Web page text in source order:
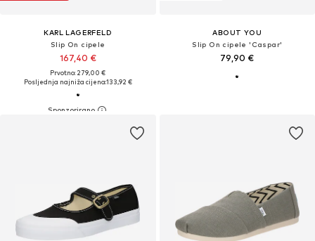
KARL LAGERFELD
Slip On cipele
167,40 €
Prvotno: 279,00 €
Posljednja najniža cijena:133,92 €
ABOUT YOU
Slip On cipele 'Caspar'
79,90 €